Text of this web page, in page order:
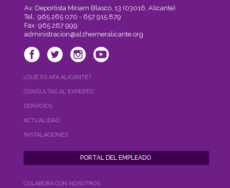
Av. Deportista Miriam Blasco, 13 (03016, Alicante)
Tel.: 965 265 070 - 657 915 879
Fax: 965 267 999
administracion@alzheimeralicante.org
¿QUÉ ES AFA ALICANTE?
CONSULTAS AL EXPERTO
SERVICIOS
ACTUALIDAD
INSTALACIONES
COLABORA CON NOSOTROS